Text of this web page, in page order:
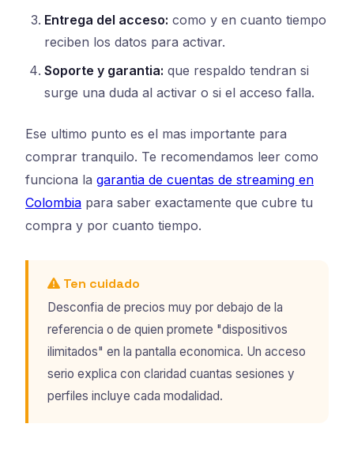
Entrega del acceso: como y en cuanto tiempo
reciben los datos para activar.
Soporte y garantia: que respaldo tendran si
surge una duda al activar o si el acceso falla.
Ese ultimo punto es el mas importante para
comprar tranquilo. Te recomendamos leer como
funciona la garantia de cuentas de streaming en
Colombia para saber exactamente que cubre tu
compra y por cuanto tiempo.
Ten cuidado
Desconfia de precios muy por debajo de la
referencia o de quien promete "dispositivos
ilimitados" en la pantalla economica. Un acceso
serio explica con claridad cuantas sesiones y
perfiles incluye cada modalidad.